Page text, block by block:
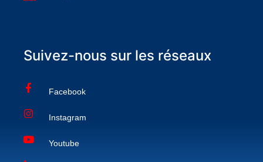
Suivez-nous sur les réseaux
Facebook
Instagram
Youtube